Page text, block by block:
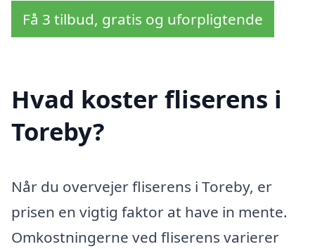
Få 3 tilbud, gratis og uforpligtende
Hvad koster fliserens i
Toreby?
Når du overvejer fliserens i Toreby, er
prisen en vigtig faktor at have in mente.
Omkostningerne ved fliserens varierer